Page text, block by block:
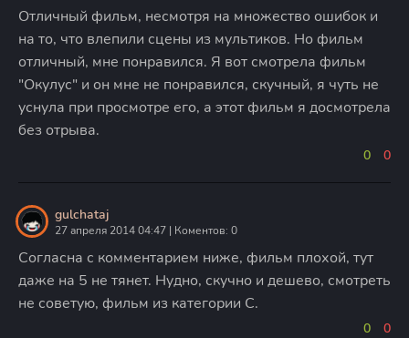
Отличный фильм, несмотря на множество ошибок и
на то, что влепили сцены из мультиков. Но фильм
отличный, мне понравился. Я вот смотрела фильм
"Окулус" и он мне не понравился, скучный, я чуть не
уснула при просмотре его, а этот фильм я досмотрела
без отрыва.
0 0
gulchataj
27 апреля 2014 04:47 | Коментов: 0
Согласна с комментарием ниже, фильм плохой, тут
даже на 5 не тянет. Нудно, скучно и дешево, смотреть
не советую, фильм из категории С.
0 0